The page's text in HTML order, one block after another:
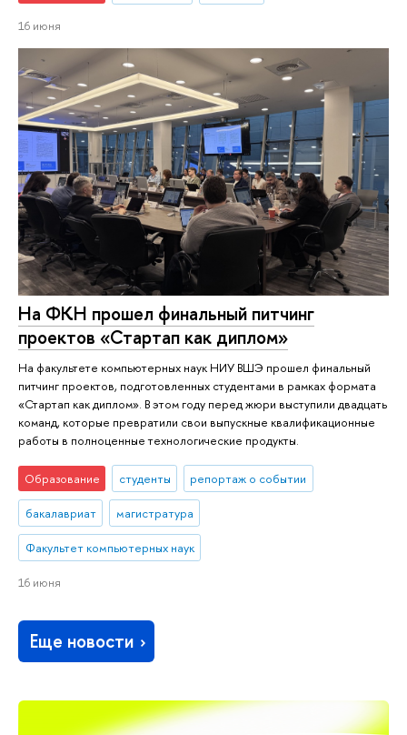
16 июня
На ФКН прошел финальный питчинг
проектов «Стартап как диплом»
На факультете компьютерных наук НИУ ВШЭ прошел финальный
питчинг проектов, подготовленных студентами в рамках формата
«Стартап как диплом». В этом году перед жюри выступили двадцать
команд, которые превратили свои выпускные квалификационные
работы в полноценные технологические продукты.
Образование студенты репортаж о событии
бакалавриат магистратура
Факультет компьютерных наук
16 июня
Еще новости